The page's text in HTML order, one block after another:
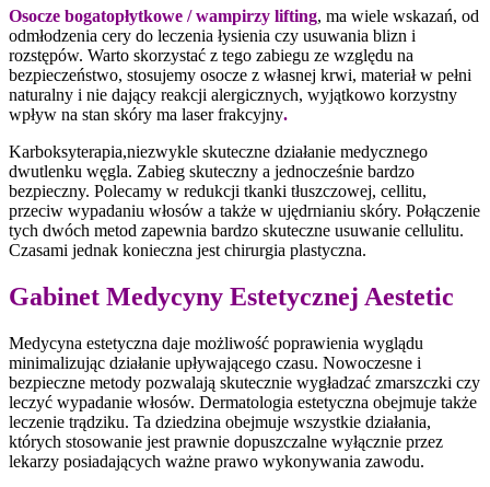
Osocze bogatopłytkowe / wampirzy lifting, ma wiele wskazań, od
odmłodzenia cery do leczenia łysienia czy usuwania blizn i
rozstępów. Warto skorzystać z tego zabiegu ze względu na
bezpieczeństwo, stosujemy osocze z własnej krwi, materiał w pełni
naturalny i nie dający reakcji alergicznych, wyjątkowo korzystny
wpływ na stan skóry ma laser frakcyjny.
Karboksyterapia,niezwykle skuteczne działanie medycznego
dwutlenku węgla. Zabieg skuteczny a jednocześnie bardzo
bezpieczny. Polecamy w redukcji tkanki tłuszczowej, cellitu,
przeciw wypadaniu włosów a także w ujędrnianiu skóry. Połączenie
tych dwóch metod zapewnia bardzo skuteczne usuwanie cellulitu.
Czasami jednak konieczna jest chirurgia plastyczna.
Gabinet Medycyny Estetycznej Aestetic
Medycyna estetyczna daje możliwość poprawienia wyglądu
minimalizując działanie upływającego czasu. Nowoczesne i
bezpieczne metody pozwalają skutecznie wygładzać zmarszczki czy
leczyć wypadanie włosów. Dermatologia estetyczna obejmuje także
leczenie trądziku. Ta dziedzina obejmuje wszystkie działania,
których stosowanie jest prawnie dopuszczalne wyłącznie przez
lekarzy posiadających ważne prawo wykonywania zawodu.